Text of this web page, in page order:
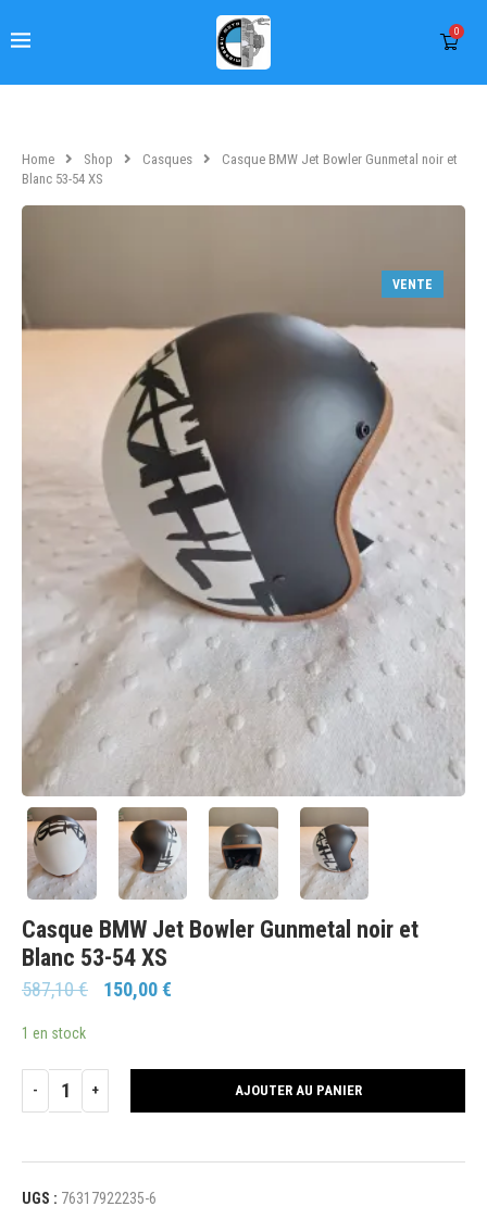
0
Home Shop Casques
Casque BMW Jet Bowler Gunmetal noir et
Blanc 53-54 XS
VENTE
Casque BMW Jet Bowler Gunmetal noir et
Blanc 53-54 XS
587,10€ 150,00€
1 en stock
AJOUTER AU PANIER
UGS : 76317922235-6